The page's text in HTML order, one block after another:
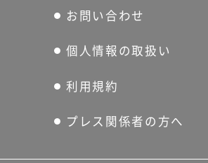
お問い合わせ
個人情報の取扱い
利用規約
プレス関係者の方へ